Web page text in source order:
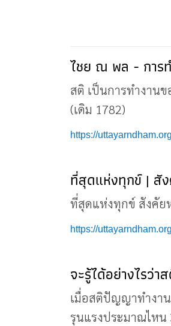
ไชย ณ พล - การ
สติ เป็นการทำงาน
(เดิม 1782)
https://
ที่สุดแห่งทุกข์ | สั
ที่สุดแห่งทุกข์ สังคัย
https://
จะรู้ได้อย่างไรว่
เมื่อสติปัญญาทำงา
รุนแรงประมาณไห